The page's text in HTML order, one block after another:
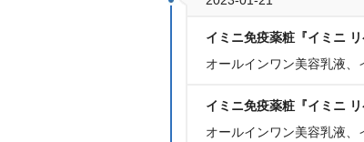
イミニ免疫薬粧『イミニ リ
オールインワン美容乳液
イミニ免疫薬粧『イミニ リ
オールインワン美容乳液